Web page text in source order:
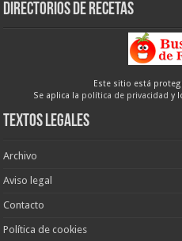
Directorios de recetas
Este sitio está
Se aplica la política de privacidad y
Textos legales
Archivo
Aviso legal
Contacto
Política de cookies